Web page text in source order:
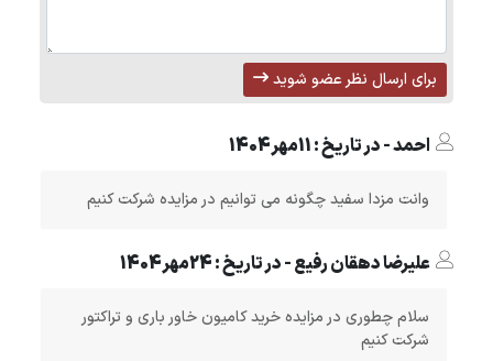
برای ارسال نظر عضو شوید
احمد - در تاریخ : 11مهر1404
وانت مزدا سفید چگونه می توانیم در مزایده شرکت کنیم
علیرضا دهقان رفیع - در تاریخ : 24مهر1404
سلام چطوری در مزایده خرید کامیون خاور باری و تراکتور
شرکت کنیم